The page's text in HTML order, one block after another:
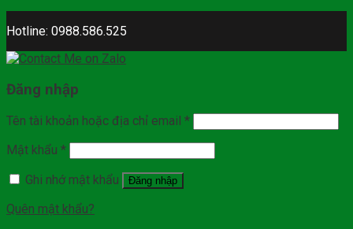
Hotline: 0988.586.525
Đăng nhập
Tên tài khoản hoặc địa chỉ email *
Mật khẩu *
Ghi nhớ mật khẩu
Đăng nhập
Quên mật khẩu?